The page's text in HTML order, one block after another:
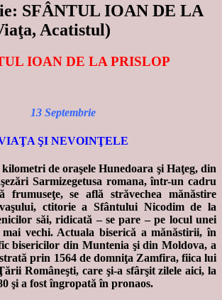
SFÂNTUL IOAN DE LA
Acatistul)
IOAN DE LA PRISLOP
13 Septembrie
ŞI NEVOINŢELE
de oraşele Hunedoara şi Haţeg, din
Sarmizegetusa romana, într-un cadru
se află străvechea mănăstire
ctitorie a Sfântului Nicodim de la
săi, ridicată – se pare – pe locul unei
mai vechi. Actuala biserică a mănăstirii, în
bisericilor din Muntenia şi din Moldova, a
prin 1564 de domniţa Zamfira, fiica lui
Româneşti, care şi-a sfârşit zilele aici, la
şi a fost îngropată în pronaos.